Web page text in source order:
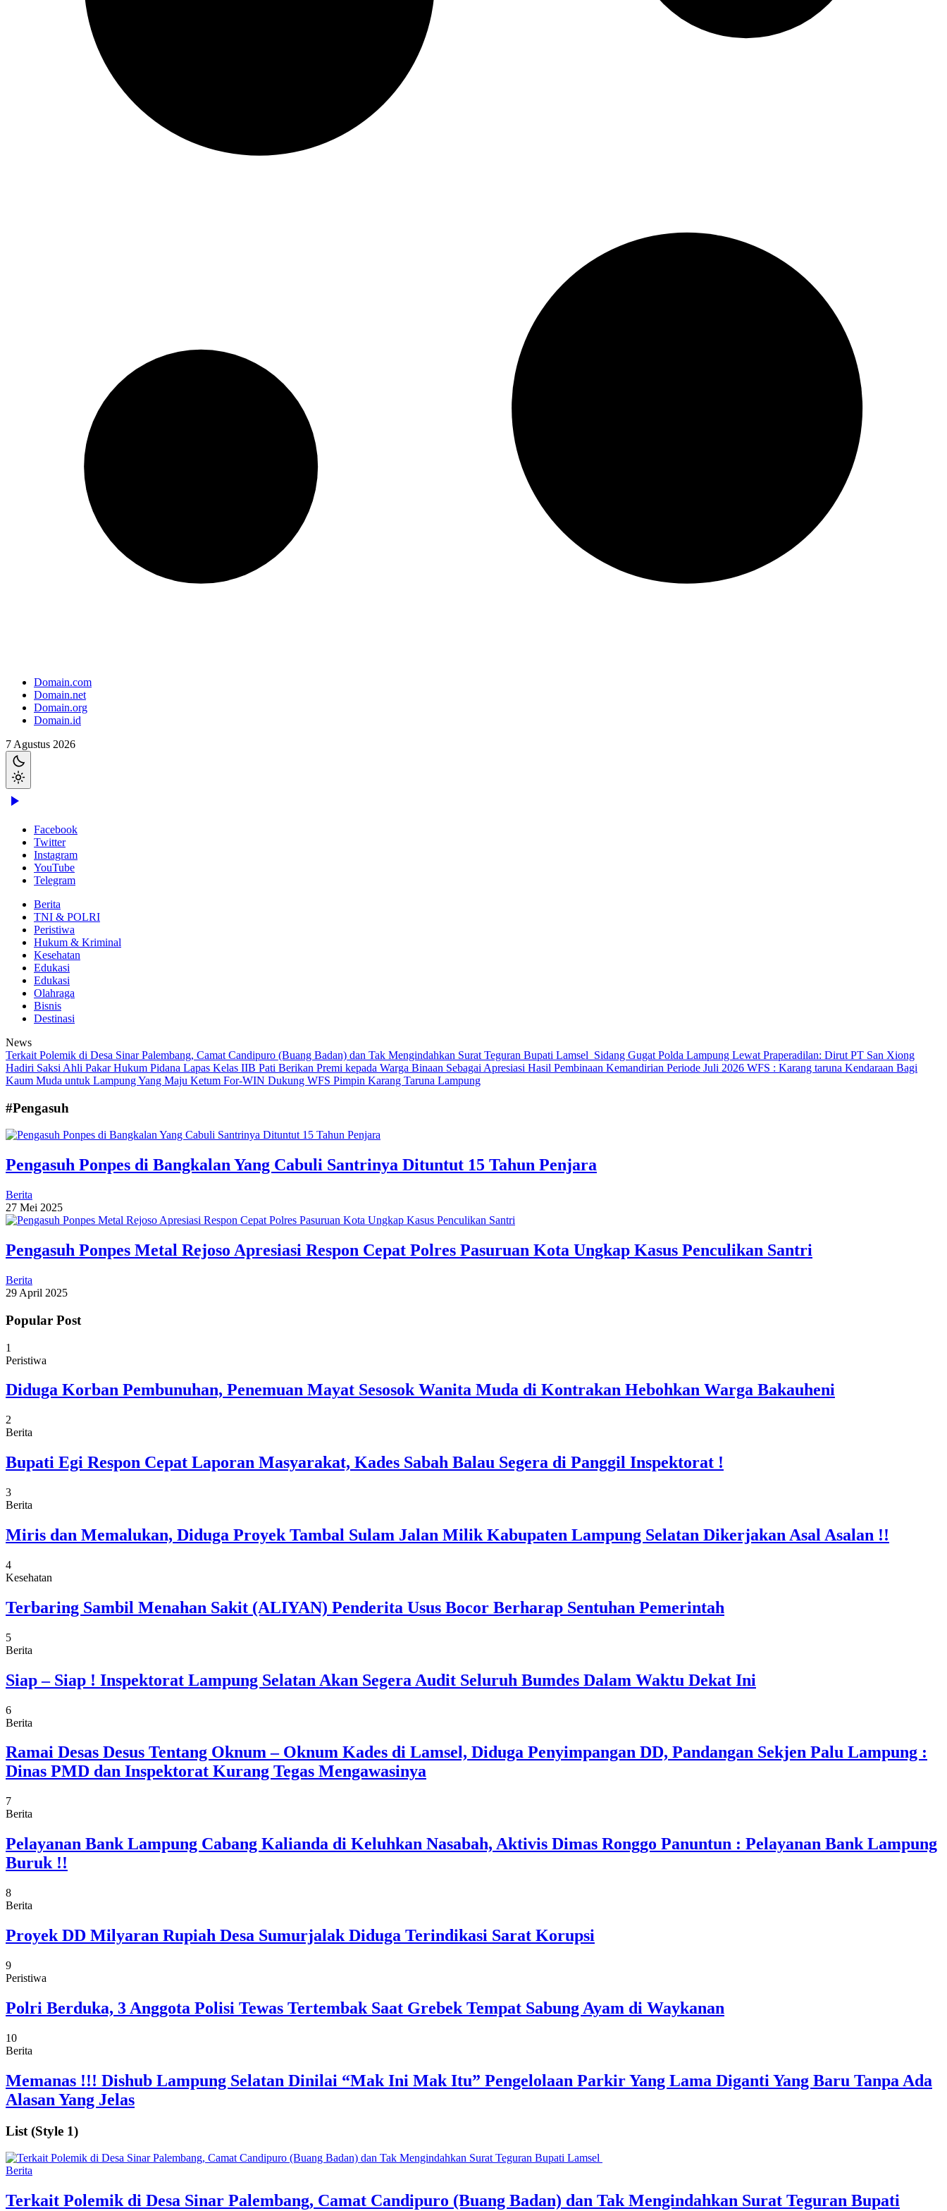
Domain.com
Domain.net
Domain.org
Domain.id
7 Agustus 2026
Facebook
Twitter
Instagram
YouTube
Telegram
Berita
TNI & POLRI
Peristiwa
Hukum & Kriminal
Kesehatan
Edukasi
Edukasi
Olahraga
Bisnis
Destinasi
News
Terkait Polemik di Desa Sinar Palembang, Camat Candipuro (Buang Badan) dan Tak Mengindahkan Surat Teguran Bupati Lamsel ‎ Sidang Gugat Polda Lampung Lewat Praperadilan: Dirut PT San Xiong
Hadiri Saksi Ahli Pakar Hukum Pidana Lapas Kelas IIB Pati Berikan Premi kepada Warga Binaan Sebagai Apresiasi Hasil Pembinaan Kemandirian Periode Juli 2026 WFS : Karang taruna Kendaraan Bagi
Kaum Muda untuk Lampung Yang Maju Ketum For-WIN Dukung WFS Pimpin Karang Taruna Lampung
#Pengasuh
Pengasuh Ponpes di Bangkalan Yang Cabuli Santrinya Dituntut 15 Tahun Penjara
Berita
27 Mei 2025
Pengasuh Ponpes Metal Rejoso Apresiasi Respon Cepat Polres Pasuruan Kota Ungkap Kasus Penculikan Santri
Berita
29 April 2025
Popular Post
1
Peristiwa
Diduga Korban Pembunuhan, Penemuan Mayat Sesosok Wanita Muda di Kontrakan Hebohkan Warga Bakauheni
2
Berita
Bupati Egi Respon Cepat Laporan Masyarakat, Kades Sabah Balau Segera di Panggil Inspektorat !
3
Berita
Miris dan Memalukan, Diduga Proyek Tambal Sulam Jalan Milik Kabupaten Lampung Selatan Dikerjakan Asal Asalan !!
4
Kesehatan
Terbaring Sambil Menahan Sakit (ALIYAN) Penderita Usus Bocor Berharap Sentuhan Pemerintah
5
Berita
Siap – Siap ! Inspektorat Lampung Selatan Akan Segera Audit Seluruh Bumdes Dalam Waktu Dekat Ini
6
Berita
Ramai Desas Desus Tentang Oknum – Oknum Kades di Lamsel, Diduga Penyimpangan DD, Pandangan Sekjen Palu Lampung :
Dinas PMD dan Inspektorat Kurang Tegas Mengawasinya
7
Berita
Pelayanan Bank Lampung Cabang Kalianda di Keluhkan Nasabah, Aktivis Dimas Ronggo Panuntun : Pelayanan Bank Lampung
Buruk !!
8
Berita
Proyek DD Milyaran Rupiah Desa Sumurjalak Diduga Terindikasi Sarat Korupsi
9
Peristiwa
Polri Berduka, 3 Anggota Polisi Tewas Tertembak Saat Grebek Tempat Sabung Ayam di Waykanan
10
Berita
Memanas !!! Dishub Lampung Selatan Dinilai “Mak Ini Mak Itu” Pengelolaan Parkir Yang Lama Diganti Yang Baru Tanpa Ada
Alasan Yang Jelas
List (Style 1)
Berita
Terkait Polemik di Desa Sinar Palembang, Camat Candipuro (Buang Badan) dan Tak Mengindahkan Surat Teguran Bupati